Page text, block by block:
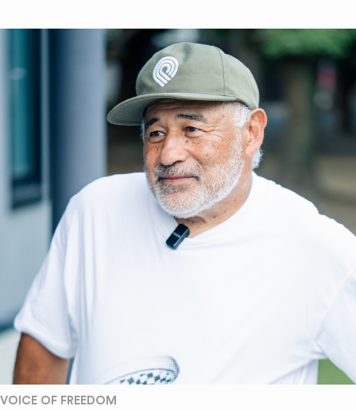
VOICE OF FREEDOM